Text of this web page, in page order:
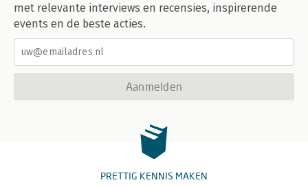
met relevante interviews en recensies, inspirerende
events en de beste acties.
Aanmelden
PRETTIG KENNIS MAKEN